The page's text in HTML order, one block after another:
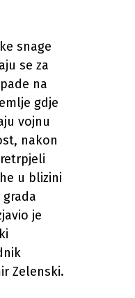
snage
se za
na
gdje
vojnu
nakon
u blizini
je
Zelenski.